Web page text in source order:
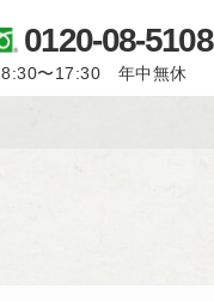
0120-08-5108
8:30〜17:30 年中無休